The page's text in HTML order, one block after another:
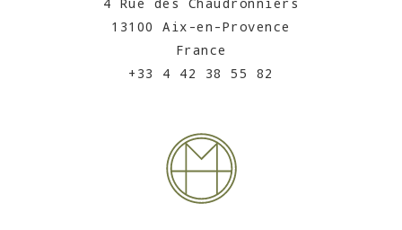
13100 Aix-en-Provence
France
+33 4 42 38 55 82